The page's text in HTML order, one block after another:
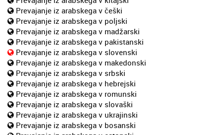
Prevajanje iz arabskega v češki
Prevajanje iz arabskega v poljski
Prevajanje iz arabskega v madžarski
Prevajanje iz arabskega v pakistanski
Prevajanje iz arabskega v slovenski
Prevajanje iz arabskega v makedonski
Prevajanje iz arabskega v srbski
Prevajanje iz arabskega v hebrejski
Prevajanje iz arabskega v romunski
Prevajanje iz arabskega v slovaški
Prevajanje iz arabskega v ukrajinski
Prevajanje iz arabskega v bosanski